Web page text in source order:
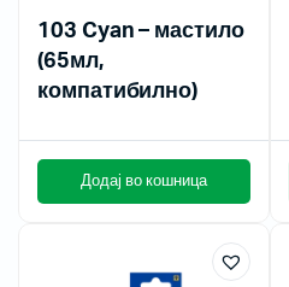
103 Cyan – мастило
(65мл,
компатибилно)
Додај во кошница